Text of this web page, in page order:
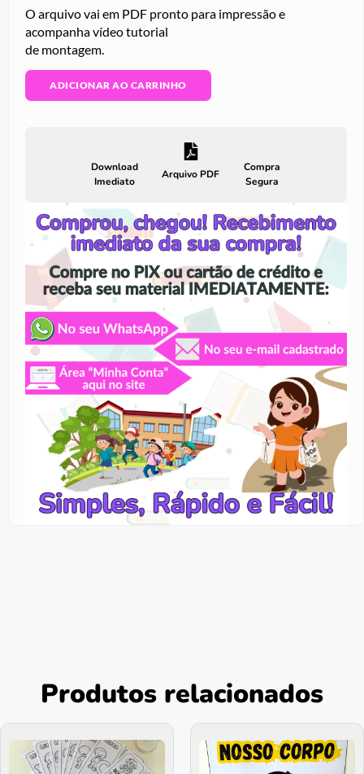
O arquivo vai em PDF pronto para impressão e
acompanha vídeo tutorial
de montagem.
ADICIONAR AO CARRINHO
Download
Imediato
Arquivo PDF
Compra
Segura
Produtos relacionados